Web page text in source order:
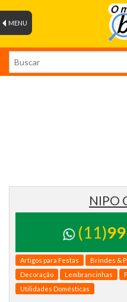
MENU
NIPO
(11)
Artigos para Festas Brindes &
Decoração
Lembrancinhas
Utilidades Domésticas